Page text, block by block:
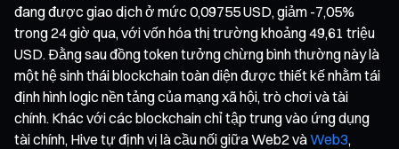
đang được giao dịch ở mức 0,09755 USD, giảm -7,05%
trong 24 giờ qua, với vốn hóa thị trường khoảng 49,61 triệu
USD. Đằng sau đồng token tưởng chừng bình thường này là
một hệ sinh thái blockchain toàn diện được thiết kế nhằm tái
định hình logic nền tảng của mạng xã hội, trò chơi và tài
chính. Khác với các blockchain chỉ tập trung vào ứng dụng
tài chính, Hive tự định vị là cầu nối giữa Web2 vàWeb3,